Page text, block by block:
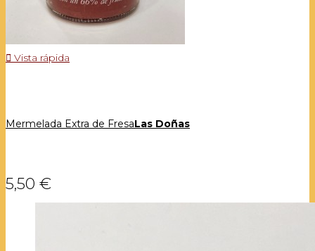
 Vista rápida
Mermelada Extra de FresaLas Doñas
5,50 €